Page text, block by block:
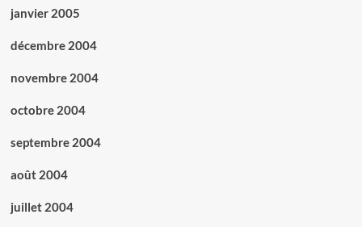
janvier 2005
décembre 2004
novembre 2004
octobre 2004
septembre 2004
août 2004
juillet 2004